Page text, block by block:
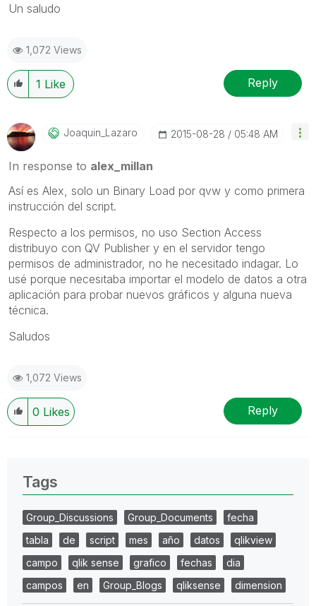
Un saludo
1,072 Views
1 Like Reply
Joaquin_Lazaro ‎2015-08-28 05:48 AM
In response to alex_millan
Así es Alex, solo un Binary Load por qvw y como primera
instrucción del script.
Respecto a los permisos, no uso Section Access
distribuyo con QV Publisher y en el servidor tengo
permisos de administrador, no he necesitado indagar. Lo
usé porque necesitaba importar el modelo de datos a otra
aplicación para probar nuevos gráficos y alguna nueva
técnica.
Saludos
1,072 Views
0 Likes Reply
Tags
Group_Discussions Group_Documents
fecha
tabla
de script mes año datos
qlikview
campo
qlik sense grafico fechas
dia
campos
en Group_Blogs qliksense dimension